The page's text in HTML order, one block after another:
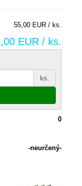
55,00 EUR / ks.
EUR / ks.
ks.
0
-neurčený-